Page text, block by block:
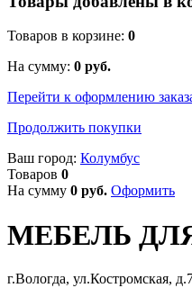
Товаров в корзине: 0
На сумму: 0 руб.
Перейти к оформлению
Продолжить покупки
Ваш город: Колумбус
Товаров 0
На сумму 0 руб. Оформить
МЕБЕЛЬ
г.Вологда, ул.Костромская,